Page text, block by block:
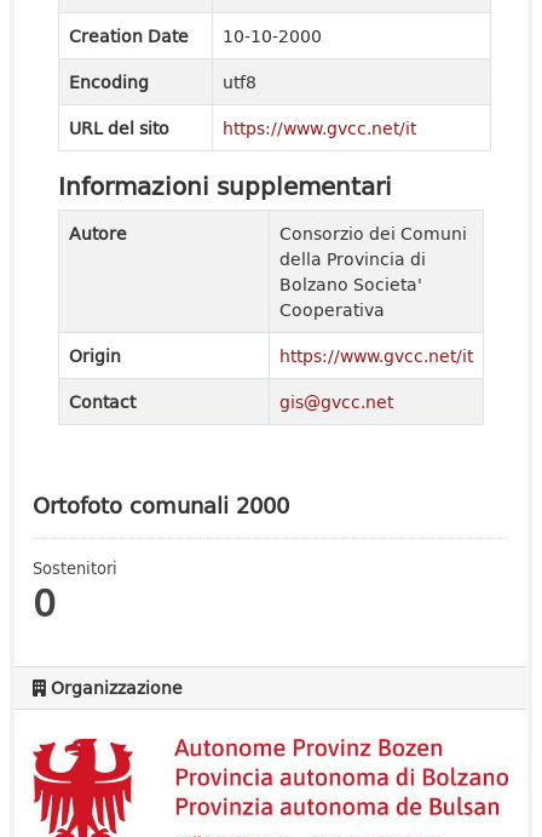
Ortofoto comunali 2000
Sostenitori
0
Organizzazione
Creation Date
10-10-2000
Encoding
utf8
URL del sito
https://www.gvcc.net/it
Informazioni supplementari
Autore
Consorzio dei Comuni
della Provincia di
Bolzano Societa'
Cooperativa
Origin
https://www.gvcc.net/it
Contact
gis@gvcc.net